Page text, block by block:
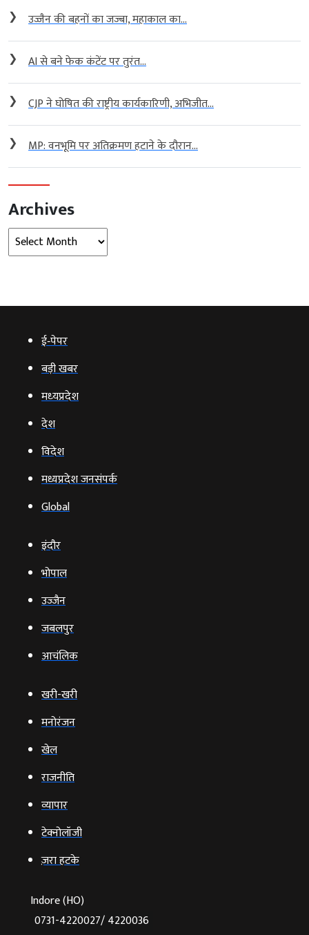
❯ उज्जैन की बहनों का जज्बा, महाकाल का...
❯ AI से बने फेक कंटेंट पर तुरंत...
❯ CJP ने घोषित की राष्ट्रीय कार्यकारिणी, अभिजीत...
❯ MP: वनभूमि पर अतिक्रमण हटाने के दौरान...
Archives
Archives
ई‑पेपर
बड़ी खबर
मध्‍यप्रदेश
देश
विदेश
मध्यप्रदेश जनसंपर्क
Global
इंदौर
भोपाल
उज्‍जैन
जबलपुर
आचंलिक
खरी-खरी
मनोरंजन
खेल
राजनीति
व्‍यापार
टेक्‍नोलॉजी
ज़रा हटके
Indore (HO)
0731-4220027/ 4220036